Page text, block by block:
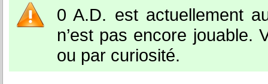
0 A.D. est actuellement
n’est pas encore jouable.
ou par curiosité.